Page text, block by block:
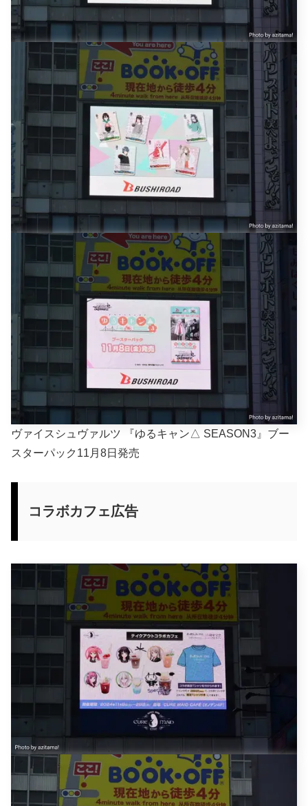
ヴァイスシュヴァルツ 『ゆるキャン△ SEASON3』ブー
スターパック11月8日発売
コラボカフェ広告